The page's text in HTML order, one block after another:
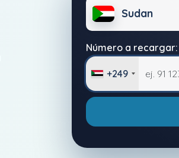
Sudan
Número a recargar:
+249